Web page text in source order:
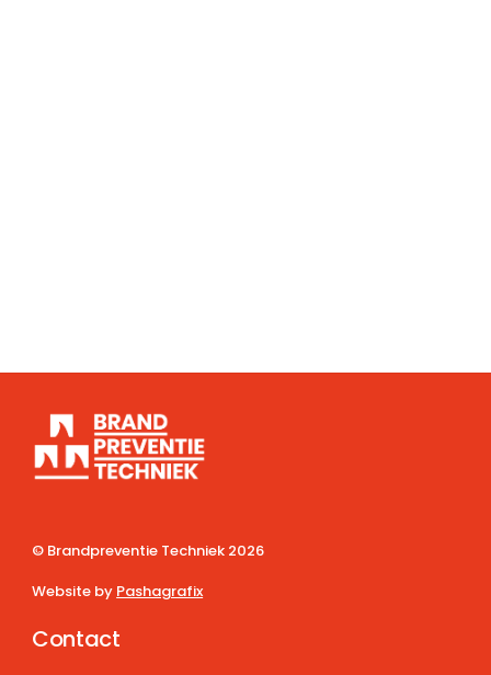
© Brandpreventie Techniek 2026
Website by Pashagrafix
Contact